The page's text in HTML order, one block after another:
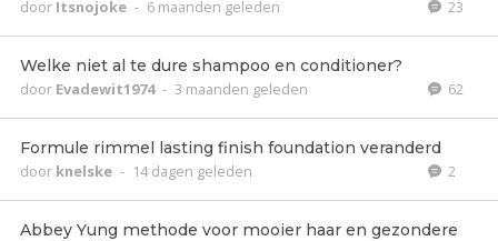
door Itsnojoke - 6 maanden geleden 23
Welke niet al te dure shampoo en conditioner?
door Evadewit1974 - 3 maanden geleden 62
Formule rimmel lasting finish foundation veranderd
door knelske - 14 dagen geleden 2
Abbey Yung methode voor mooier haar en gezondere